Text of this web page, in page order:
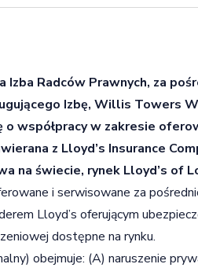
Izba Radców Prawnych, za
Izbę, Willis Towers
o współpracy w zakresie
z Lloyd’s Insurance
na świecie, rynek Lloyd’s of
i serwisowane za
Lloyd’s oferującym
dostępne na rynku.
obejmuje: (A) naruszenie